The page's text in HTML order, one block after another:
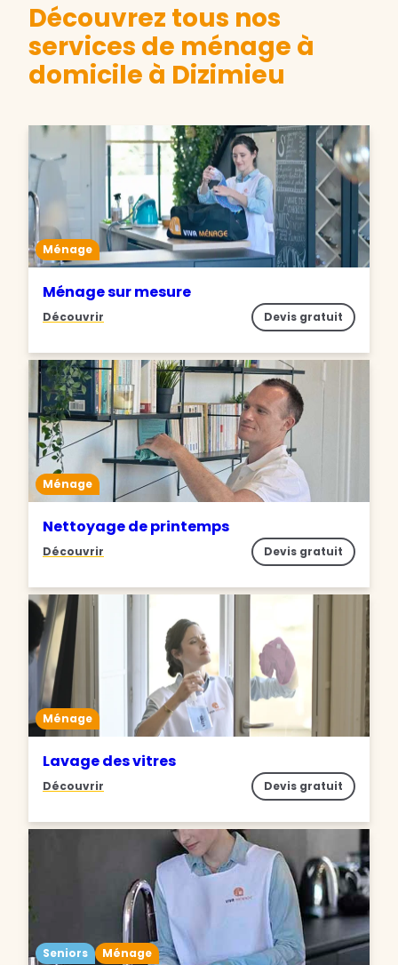
Découvrez tous nos
services de ménage à
domicile à Dizimieu
Ménage
Ménage sur mesure
Découvrir Devis gratuit
Ménage
Nettoyage de printemps
Découvrir Devis gratuit
Ménage
Lavage des vitres
Découvrir Devis gratuit
Seniors Ménage